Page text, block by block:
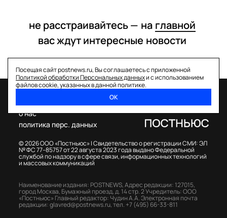
не расстраивайтесь — на главной
вас ждут интересные новости
Посещая сайт postnews.ru, Вы соглашаетесь с приложенной
Политикой обработки Персональных данныхи с использованием
файлов cookie, указанных в данной политике.
ОК
© 2026 ООО «Постньюс» |Свидетельство о регистрации СМИ: ЭЛ
№ ФС 77–85757 от 22 августа 2023 года выдано Федеральной
службой по надзору в сфере связи, информационных технологий
и массовых коммуникаций
о нас
политика перс. данных
Наименование издания: POSTNEWS,Адрес редакции: 127015,
город Москва, Бумажный проезд, д. 14 стр. 2Учредитель: ООО
«Постньюс» Главный редактор: Чудин А.А.Электронная почта
редакции:glavred@postnews.ru,тел. +7 (495) 66-33-811